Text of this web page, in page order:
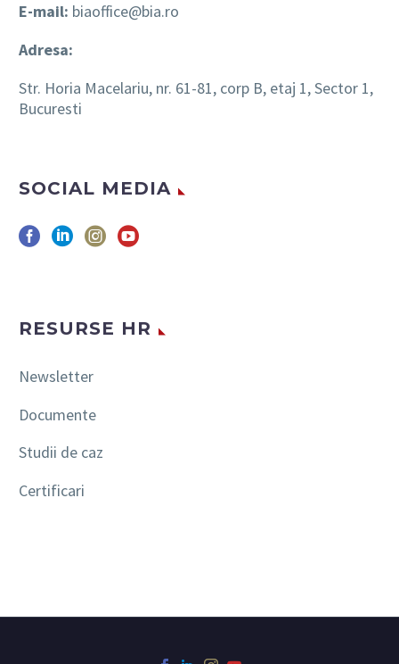
E-mail: biaoffice@bia.ro
Adresa:
Str. Horia Macelariu, nr. 61-81, corp B, etaj 1, Sector 1,
Bucuresti
SOCIAL MEDIA
RESURSE HR
Newsletter
Documente
Studii de caz
Certificari